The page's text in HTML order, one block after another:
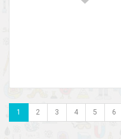
1 2 3 4 5 6